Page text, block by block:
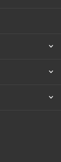
на складе.